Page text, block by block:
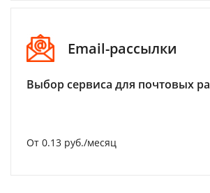
Email-рассылки
Выбор сервиса для почтовых
От 0.13 руб./месяц